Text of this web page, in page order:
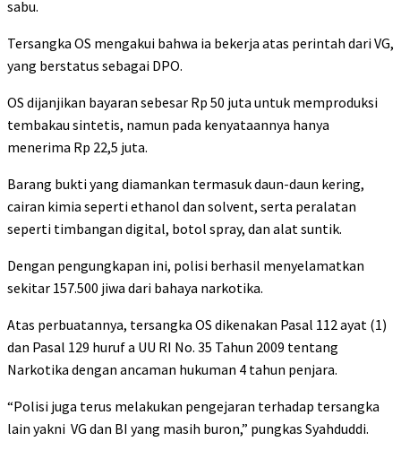
sabu.
Tersangka OS mengakui bahwa ia bekerja atas perintah dari VG,
yang berstatus sebagai DPO.
OS dijanjikan bayaran sebesar Rp 50 juta untuk memproduksi
tembakau sintetis, namun pada kenyataannya hanya
menerima Rp 22,5 juta.
Barang bukti yang diamankan termasuk daun-daun kering,
cairan kimia seperti ethanol dan solvent, serta peralatan
seperti timbangan digital, botol spray, dan alat suntik.
Dengan pengungkapan ini, polisi berhasil menyelamatkan
sekitar 157.500 jiwa dari bahaya narkotika.
Atas perbuatannya, tersangka OS dikenakan Pasal 112 ayat (1)
dan Pasal 129 huruf a UU RI No. 35 Tahun 2009 tentang
Narkotika dengan ancaman hukuman 4 tahun penjara.
“Polisi juga terus melakukan pengejaran terhadap tersangka
lain yakni VG dan BI yang masih buron,” pungkas Syahduddi.